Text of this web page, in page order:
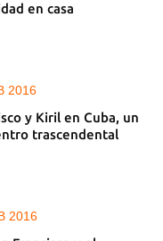
en casa
2016
y Kiril en Cuba, un
trascendental
2016